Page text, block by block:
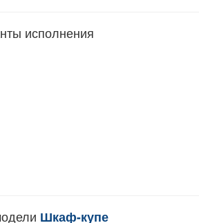
исполнения
Шкаф-купе